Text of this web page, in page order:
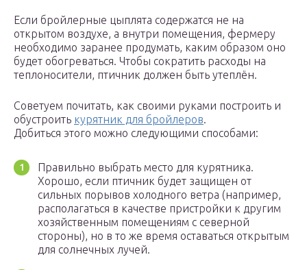
Если бройлерные цыплята содержатся не на
открытом воздухе, а внутри помещения, фермеру
необходимо заранее продумать, каким образом оно
будет обогреваться. Чтобы сократить расходы на
теплоносители, птичник должен быть утеплён.
Советуем почитать, как своими руками построить и
обустроить курятник для бройлеров.
Добиться этого можно следующими способами:
Правильно выбрать место для курятника.
Хорошо, если птичник будет защищен от
сильных порывов холодного ветра (например,
располагаться в качестве пристройки к другим
хозяйственным помещениям с северной
стороны), но в то же время оставаться открытым
для солнечных лучей.